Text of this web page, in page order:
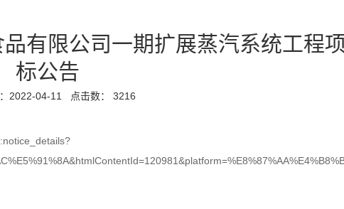
有限公司一期扩展蒸汽系统工程
标公告
2022-04-11 点击数： 3216